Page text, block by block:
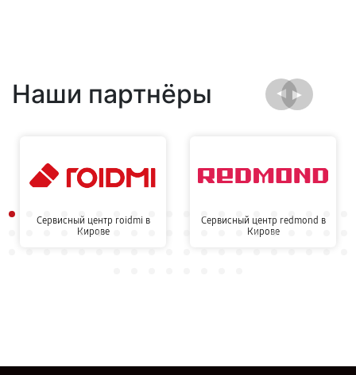
Наши партнёры
Сервисный центр roidmi в
Кирове
Сервисный центр redmond в
Кирове